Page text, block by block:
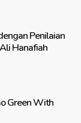
Penilaian
Hanafiah
Green With